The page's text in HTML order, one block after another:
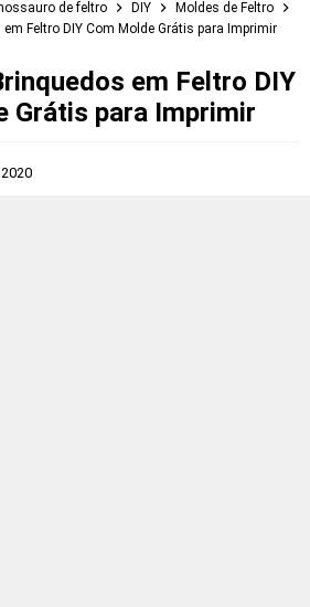
de feltro DIY
Moldes de Feltro
Feltro DIY Com Molde Grátis para Imprimir
em Feltro DIY
Grátis para Imprimir